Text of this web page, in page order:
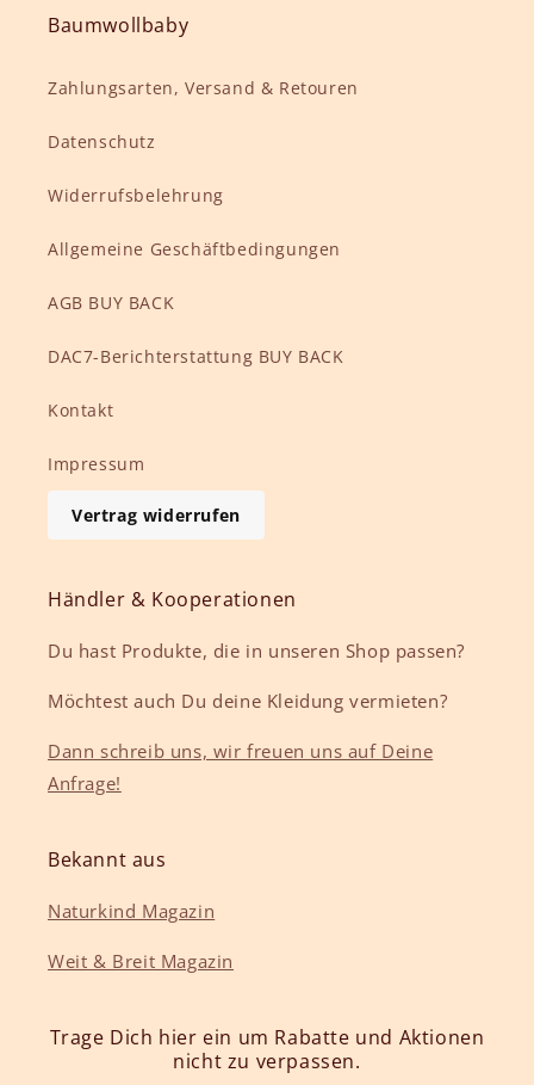
Baumwollbaby
Zahlungsarten, Versand & Retouren
Datenschutz
Widerrufsbelehrung
Allgemeine Geschäftbedingungen
AGB BUY BACK
DAC7-Berichterstattung BUY BACK
Kontakt
Impressum
Vertrag widerrufen
Händler & Kooperationen
Du hast Produkte, die in unseren Shop passen?
Möchtest auch Du deine Kleidung vermieten?
Dann schreib uns, wir freuen uns auf Deine
Anfrage!
Bekannt aus
Naturkind Magazin
Weit & Breit Magazin
Trage Dich hier ein um Rabatte und Aktionen
nicht zu verpassen.